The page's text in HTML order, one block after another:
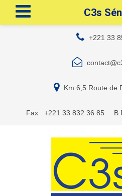
+221 33
Km 6,5 Route de
Fax : +221 33 832 36 85
C3s